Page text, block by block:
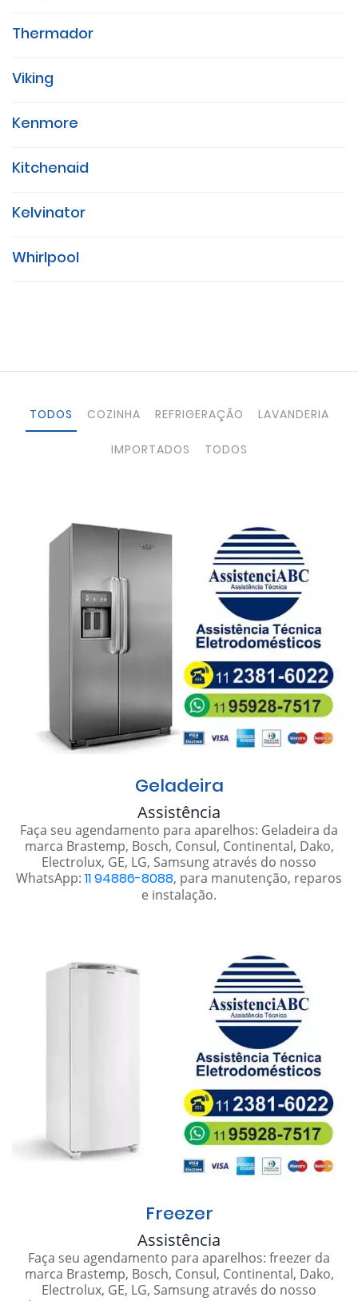
Thermador
Viking
Kenmore
Kitchenaid
Kelvinator
Whirlpool
TODOS COZINHA REFRIGERAÇÃO LAVANDERIA
IMPORTADOS TODOS
Geladeira
Assistência
Faça seu agendamento para aparelhos: Geladeira da
marca Brastemp, Bosch, Consul, Continental, Dako,
Electrolux, GE, LG, Samsung através do nosso
WhatsApp: 11 94886-8088, para manutenção, reparos
e instalação.
Freezer
Assistência
Faça seu agendamento para aparelhos: freezer da
marca Brastemp, Bosch, Consul, Continental, Dako,
Electrolux, GE, LG, Samsung através do nosso